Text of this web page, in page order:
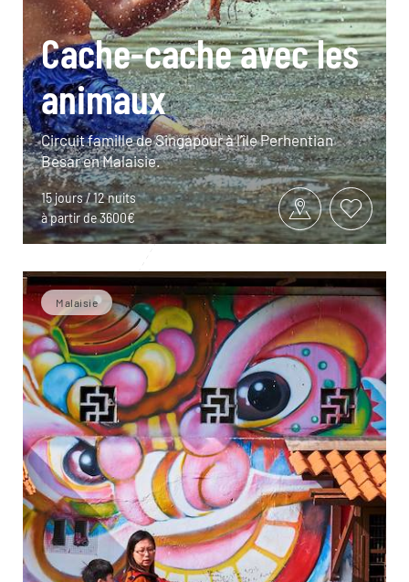
Cache-cache avec les
animaux
Circuit famille de Singapour à l’île Perhentian
Besar en Malaisie.
15 jours / 12 nuits
à partir de 3600€
Malaisie